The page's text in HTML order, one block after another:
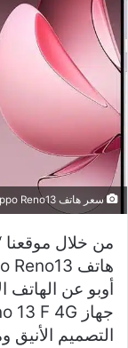
سعر هاتف Oppo Reno13 في مصر 2026
من خلال
التصميم الأنيق